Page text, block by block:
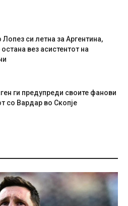
Лопез си летна за Аргентина,
вез асистентот на
ги предупреди своите фанови
со Вардар во Скопје